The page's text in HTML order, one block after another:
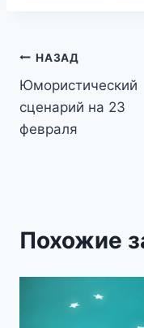
Навигация
по
записям
НАЗАД
Юмористический
сценарий на 23
февраля
Похожие